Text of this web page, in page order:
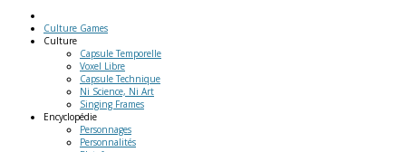
Culture Games
Culture
Capsule Temporelle
Voxel Libre
Capsule Technique
Ni Science, Ni Art
Singing Frames
Encyclopédie
Personnages
Personnalités